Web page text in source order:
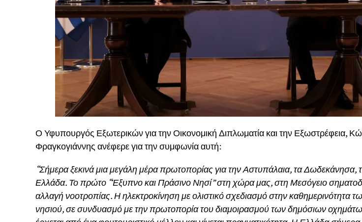
Ο Υφυπουργός Εξωτερικών για την Οικονομική Διπλωματία και την Εξωστρέφεια,
Φραγκογιάννης ανέφερε για την συμφωνία αυτή:
“Σήμερα ξεκινά μια μεγάλη μέρα πρωτοπορίας για την Αστυπάλαια, τα Δωδεκάνησα,
Ελλάδα. Το πρώτο “Έξυπνο και Πράσινο Νησί” στη χώρα μας, στη Μεσόγειο
αλλαγή νοοτροπίας. Η ηλεκτροκίνηση με ολιστικό σχεδιασμό στην καθημερινότητα
νησιού, σε συνδυασμό με την πρωτοπορία του διαμοιρασμού των δημόσιων